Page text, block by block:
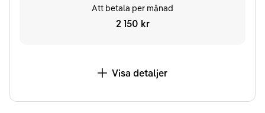
Att betala per månad
2 150 kr
Visa detaljer